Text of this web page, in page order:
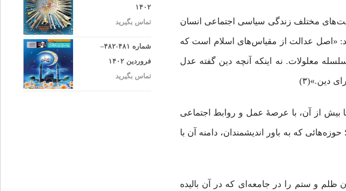
مختلف زندگی سیاسی اجتماعی انسان
«اصل عدالت از مقیاس‌های اسلام است که
معلولات. نه اینکه آنچه دین گفته عدل
دین.»(۳)
بیش از آن، با عرصۀ عمل و روابط اجتماعی
که به باور اندیشمندان، دامنه آن با
و ستم را در جامعه‌ای که در آن بالیده
۱۴۰۲
تماس بگیرید
شماره ۴۸۱-۴۸۲–
فروردین ۱۴۰۲
تماس بگیرید